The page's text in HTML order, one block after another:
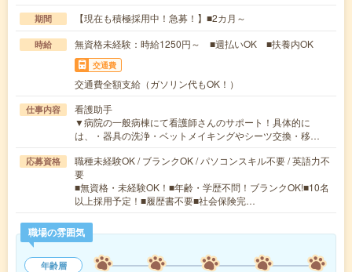
期間 【現在も積極採用中！急募！】■2カ月～
時給 無資格未経験：時給1250円～ ■週払いOK ■扶養内OK
交通費
交通費全額支給（ガソリン代もOK！）
仕事内容
看護助手
▼病院の一般病棟にて看護師さんのサポート！具体的に
は、・器具の洗浄・ベットメイキングやシーツ交換・移…
応募資格
職種未経験OK / ブランクOK / パソコンスキル不要 / 英語力不
要
■無資格・未経験OK！■年齢・学歴不問！ブランクOK!■10名
以上採用予定！■履歴書不要■社会保険完…
職場の雰囲気
年齢層